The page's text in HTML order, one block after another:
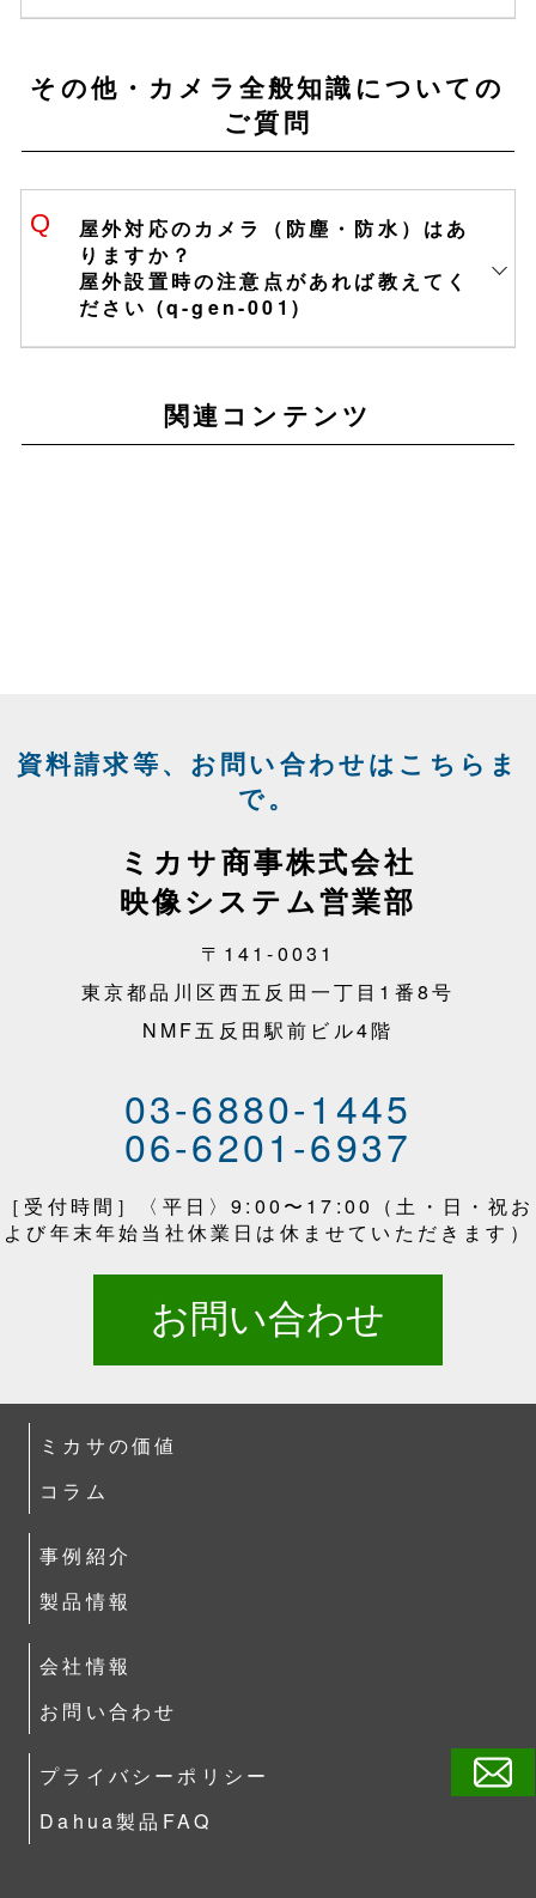
(pdf)
レコーダーから出力解像度の設定(pdf)
1.「メインメニュー」＞「ストレージ」
＞「チャンネル」に移動します。
3.ステータスは、「正常」、「異常（エ
ラー）」のパターンがあります。
1.「メインメニュー」＞「ストレージ」
＞「スケジュール」＞「録画」に移動し
2.希望の時間帯と曜日に適切な録画モー
ドが設定されているか確認します。
3.常時録画をしたい場合は、「一般」
を入れ、全ての曜日、時間帯をマーキン
グしてください。
ログイン画面が青色の場合、Web5.0の
手順書をご確認下さい
Web5.0版 フリッカー対策手順書
PCからのアクセス手順 (pdf)
【要注意事項】
※レコーダーを常時ログイン状態にす
るとセキュリティリスクに晒されま
きましては、自己責任でお願いいた
します。
※特に不特定多数が出入りする場所で
その他・カメラ全般知識についての
ご質問
屋外対応のカメラ（防塵・防水）はあ
りますか？
屋外設置時の注意点があれば教えてく
ださい (q-gen-001)
関連コンテンツ
資料請求等、お問い合わせはこちらま
で。
ミカサ商事株式会社
映像システム営業部
〒141-0031
東京都品川区西五反田一丁目1番8号
NMF五反田駅前ビル4階
03-6880-1445
06-6201-6937
［受付時間］〈平日〉9:00〜17:00（土・日・祝お
よび年末年始当社休業日は休ませていただきます）
お問い合わせ
ミカサの価値
コラム
事例紹介
製品情報
会社情報
お問い合わせ
プライバシーポリシー
Dahua製品FAQ